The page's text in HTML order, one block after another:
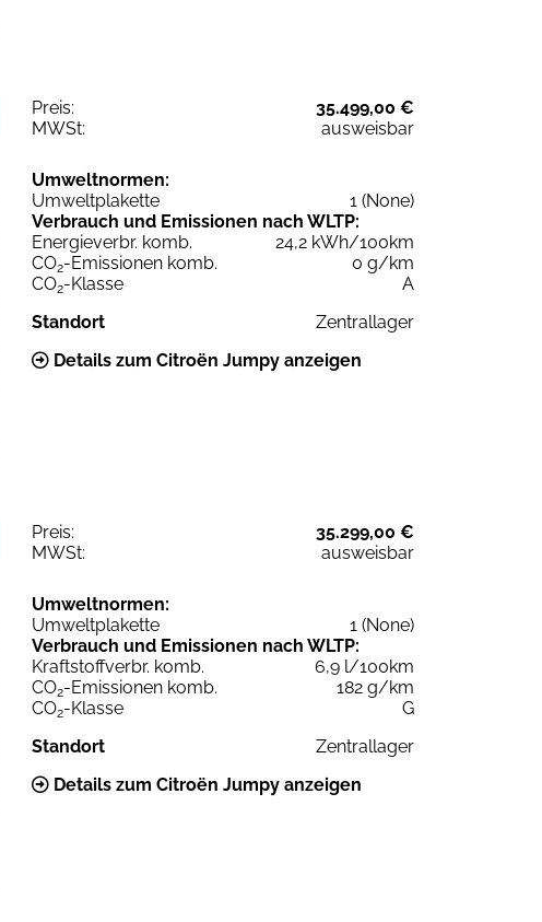
Preis:
35.499,00 €
MWSt:
ausweisbar
Umweltnormen:
Umweltplakette
1 (None)
Verbrauch und Emissionen nach WLTP:
Energieverbr. komb.
24,2 kWh/100km
CO2-Emissionen komb.
0 g/km
CO2-Klasse
A
Standort
Zentrallager
Details zum Citroën Jumpy anzeigen
Preis:
35.299,00 €
MWSt:
ausweisbar
Umweltnormen:
Umweltplakette
1 (None)
Verbrauch und Emissionen nach WLTP:
Kraftstoffverbr. komb.
6,9 l/100km
CO2-Emissionen komb.
182 g/km
CO2-Klasse
G
Standort
Zentrallager
Details zum Citroën Jumpy anzeigen